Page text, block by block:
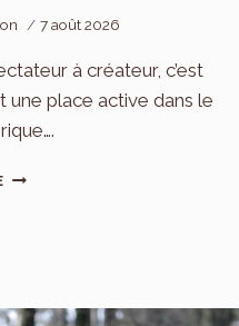
7 août 2026
à créateur, c’est
une place active dans le
DE
À